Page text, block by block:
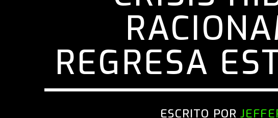
REGRESA
ESCRITO POR